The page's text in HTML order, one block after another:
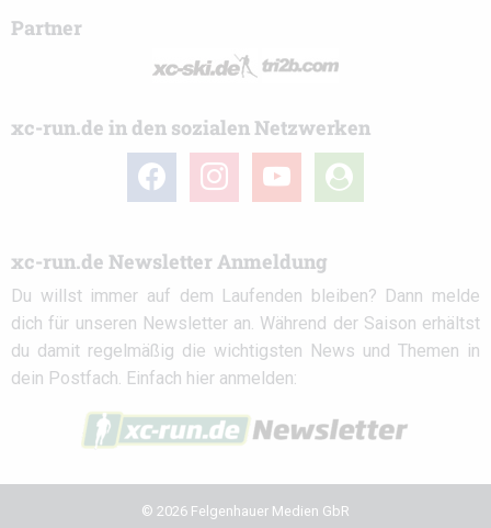
Partner
xc-run.de in den sozialen Netzwerken
facebook instagramyoutube
user-
circle
xc-run.de Newsletter Anmeldung
Du willst immer auf dem Laufenden bleiben? Dann melde
dich für unseren Newsletter an. Während der Saison erhältst
du damit regelmäßig die wichtigsten News und Themen in
dein Postfach. Einfach hier anmelden:
© 2026 Felgenhauer Medien GbR